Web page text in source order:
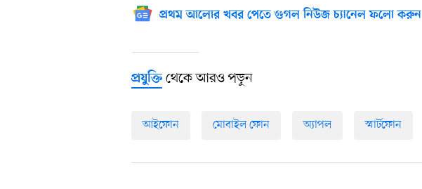
প্রথম আলোর খবর পেতে গুগল নিউজ চ্যানেল ফলো করুন
প্রযুক্তি থেকে আরও পড়ুন
আইফোন মোবাইল ফোন অ্যাপল স্মার্টফোন